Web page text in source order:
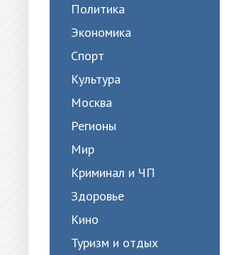
Политика
Экономика
Спорт
Культура
Москва
Регионы
Мир
Криминал и ЧП
Здоровье
Кино
Туризм и отдых